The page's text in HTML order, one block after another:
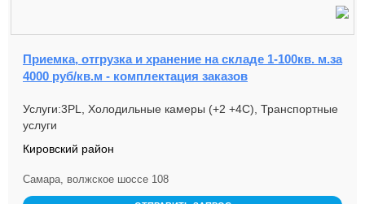
Приемка, отгрузка и хранение на складе 1-100кв. м.за
4000 руб/кв.м - комплектация заказов
Услуги:3PL, Холодильные камеры (+2 +4С), Транспортные
услуги
Кировский район
Самара, волжское шоссе 108